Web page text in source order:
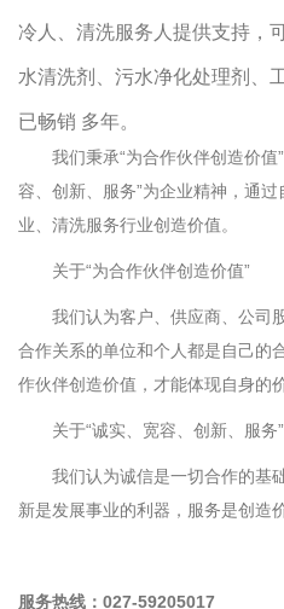
冷人、清洗服务人提供支持，
水清洗剂、污水净化处理剂、
已畅销 多年。
我们秉承“为合作伙伴创造价值”
容、创新、服务”为企业精神，通
业、清洗服务行业创造价值。
关于“为合作伙伴创造价值”
我们认为客户、供应商、公司
合作关系的单位和个人都是自己的
作伙伴创造价值，才能体现自身的
关于“诚实、宽容、创新、服务”
我们认为诚信是一切合作的基础
新是发展事业的利器，服务是创造
服务热线：027-59205017